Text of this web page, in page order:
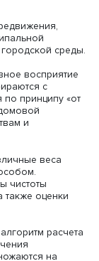
считают
и прудов в
для отдыха.
отношение